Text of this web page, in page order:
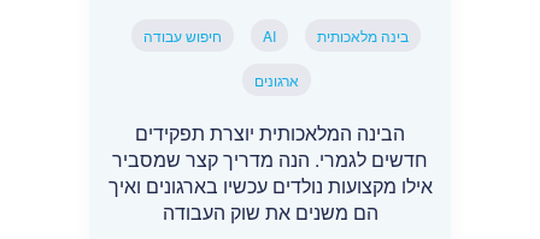
בינה מלאכותית AI חיפוש עבודה
ארגונים
הבינה המלאכותית יוצרת תפקידים
חדשים לגמרי. הנה מדריך קצר שמסביר
אילו מקצועות נולדים עכשיו בארגונים ואיך
הם משנים את שוק העבודה